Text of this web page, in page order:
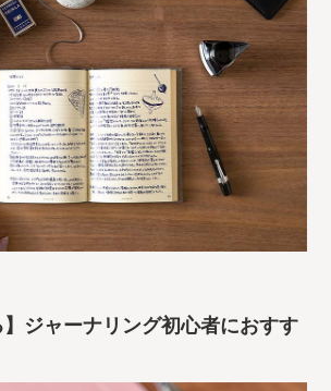
】ジャーナリング初心者におすす